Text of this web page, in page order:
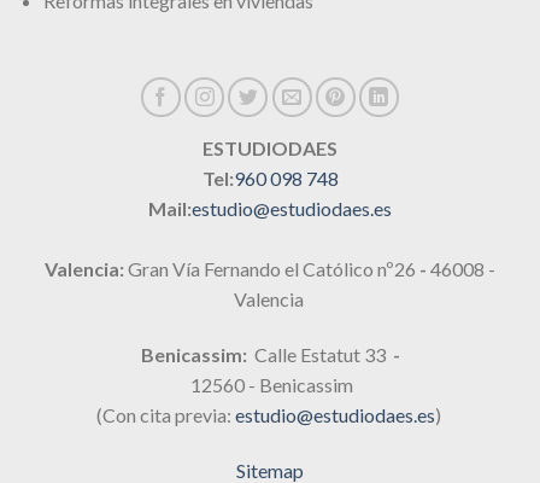
ESTUDIODAES
Tel:960 098 748
Mail:estudio@estudiodaes.es
Valencia: Gran Vía Fernando el Católico nº26 - 46008 -
Valencia
Benicassim: Calle Estatut 33 -
12560 - Benicassim
(Con cita previa: estudio@estudiodaes.es)
Sitemap